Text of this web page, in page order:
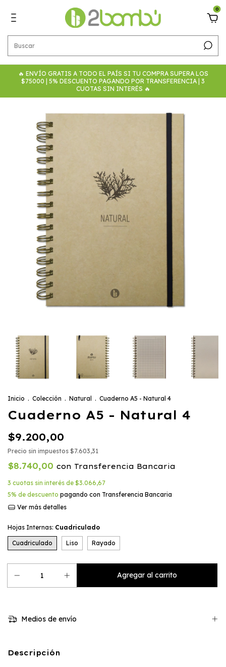
0
🔥 ENVÍO GRATIS A TODO EL PAÍS SI TU COMPRA SUPERA LOS
$75000 | 5% DESCUENTO PAGANDO POR TRANSFERENCIA | 3
CUOTAS SIN INTERÉS 🔥
Inicio . Colección . Natural . Cuaderno A5 - Natural 4
Cuaderno A5 - Natural 4
$9.200,00
Precio sin impuestos $7.603,31
$8.740,00 con Transferencia Bancaria
3 cuotas sin interés de $3.066,67
5% de descuento pagando con Transferencia Bancaria
Ver más detalles
Hojas Internas: Cuadriculado
Cuadriculado Liso Rayado
Medios de envío
Descripción